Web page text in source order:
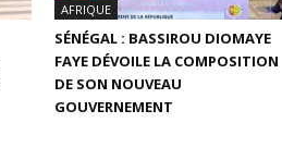
AFRIQUE
SÉNÉGAL : BASSIROU DIOMAYE
FAYE DÉVOILE LA COMPOSITION
DE SON NOUVEAU
GOUVERNEMENT